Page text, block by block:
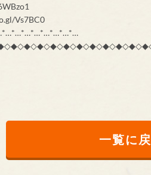
Vs7BC0
一覧に